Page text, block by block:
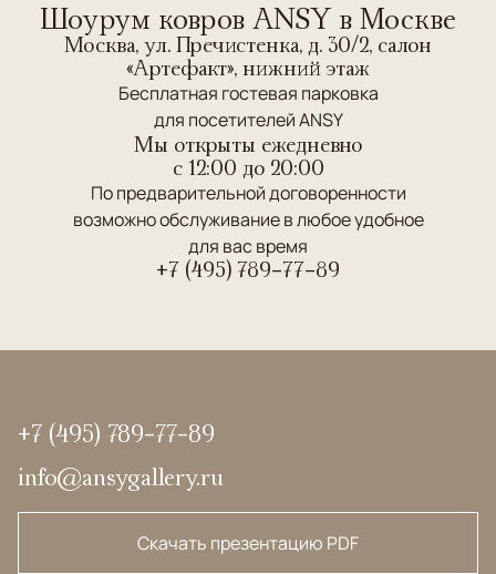
Шоурум ковров ANSY в Москве
Москва, ул. Пречистенка, д. 30/2, салон
«Артефакт», нижний этаж
Бесплатная гостевая парковка
для посетителей ANSY
Мы открыты ежедневно
c 12:00 до 20:00
По предварительной договоренности
возможно обслуживание в любое удобное
для вас время
+7 (495) 789-77-89
+7 (495) 789-77-89
info@ansygallery.ru
Скачать презентацию PDF